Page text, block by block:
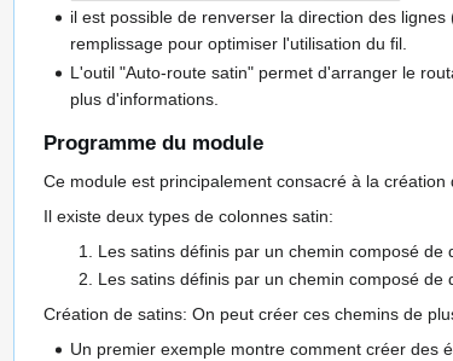
il est possible de renverser la direction des lignes
remplissage pour optimiser l'utilisation du fil.
L'outil "Auto-route satin" permet d'arranger le
plus d'informations.
Programme du module
Ce module est principalement consacré à la
Il existe deux types de colonnes satin:
Les satins définis par un chemin composé
Les satins définis par un chemin composé
Création de satins: On peut créer ces chemins de
Un premier exemple montre comment créer des